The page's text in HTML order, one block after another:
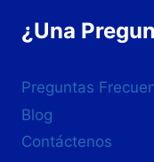
¿Una
Preguntas
Blog
Contáctenos